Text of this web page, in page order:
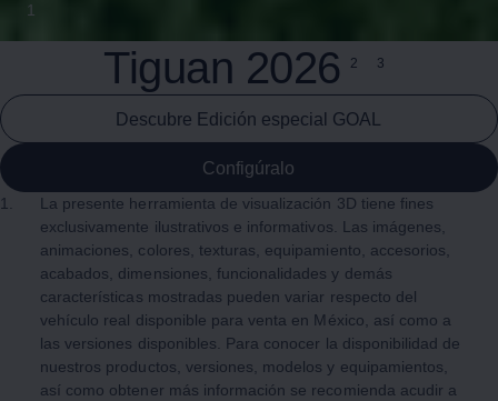
1
Tiguan 2026 2 3
Descubre Edición especial GOAL
Configúralo
1.
La presente herramienta de visualización 3D tiene fines
exclusivamente ilustrativos e informativos. Las imágenes,
animaciones, colores, texturas, equipamiento, accesorios,
acabados, dimensiones, funcionalidades y demás
características mostradas pueden variar respecto del
vehículo real disponible para venta en México, así como a
las versiones disponibles. Para conocer la disponibilidad de
nuestros productos, versiones, modelos y equipamientos,
así como obtener más información se recomienda acudir a